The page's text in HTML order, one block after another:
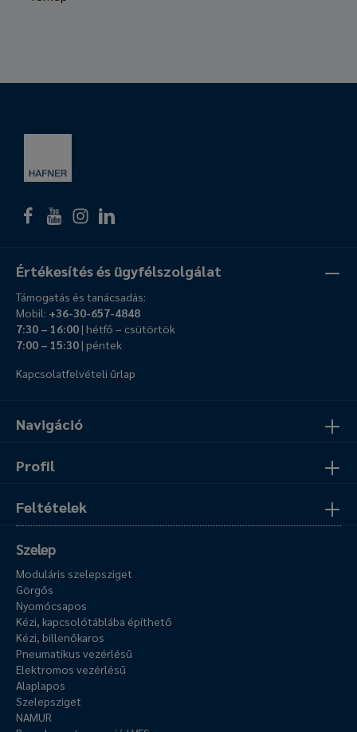
Navigáció
Profil
Feltételek
Értékesítés és ügyfélszolgálat
Támogatás és tanácsadás:
Mobil: +36-30-657-4848
7:30 – 16:00| hétfő – csütörtök
7:00 – 15:30| péntek
Kapcsolatfelvételi űrlap
Szelep
Moduláris szelepsziget
Görgős
Nyomócsapos
Kézi, kapcsolótáblába építhető
Kézi, billenőkaros
Pneumatikus vezérlésű
Elektromos vezérlésű
Alaplapos
Szelepsziget
NAMUR